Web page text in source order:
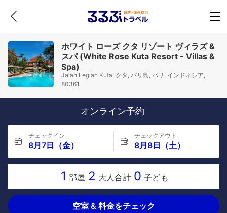
ホワイト ローズ クタ リゾート ヴィラズ &
スパ (White Rose Kuta Resort - Villas &
Spa)
Jalan Legian Kuta, クタ, バリ島, バリ, インドネシア,
80361
オンライン予約
チェックイン
8月7日（金）
チェックアウト
8月8日（土）
1 部屋 2 大人合計 0 子ども
空室 & 料金をチェック